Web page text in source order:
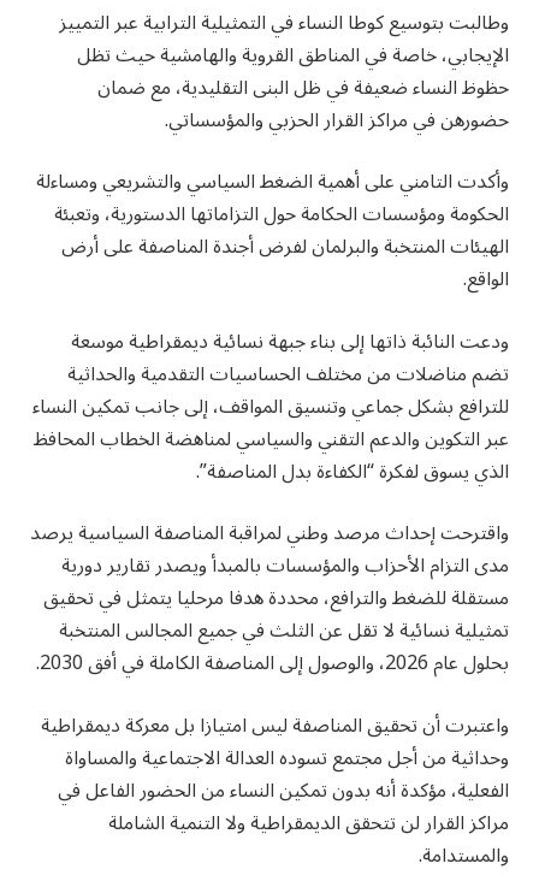
وطالبت بتوسيع كوطا النساء في التمثيلية الترابية عبر التمييز
الإيجابي، خاصة في المناطق القروية والهامشية حيث تظل
حظوظ النساء ضعيفة في ظل البنى التقليدية، مع ضمان
حضورهن في مراكز القرار الحزبي والمؤسساتي.
وأكدت التامني على أهمية الضغط السياسي والتشريعي ومساءلة
الحكومة ومؤسسات الحكامة حول التزاماتها الدستورية، وتعبئة
الهيئات المنتخبة والبرلمان لفرض أجندة المناصفة على أرض
الواقع.
ودعت النائبة ذاتها إلى بناء جبهة نسائية ديمقراطية موسعة
تضم مناضلات من مختلف الحساسيات التقدمية والحداثية
للترافع بشكل جماعي وتنسيق المواقف، إلى جانب تمكين النساء
عبر التكوين والدعم التقني والسياسي لمناهضة الخطاب المحافظ
الذي يسوق لفكرة “الكفاءة بدل المناصفة”.
واقترحت إحداث مرصد وطني لمراقبة المناصفة السياسية يرصد
مدى التزام الأحزاب والمؤسسات بالمبدأ ويصدر تقارير دورية
مستقلة للضغط والترافع، محددة هدفا مرحليا يتمثل في تحقيق
تمثيلية نسائية لا تقل عن الثلث في جميع المجالس المنتخبة
بحلول عام 2026، والوصول إلى المناصفة الكاملة في أفق 2030.
واعتبرت أن تحقيق المناصفة ليس امتيازا بل معركة ديمقراطية
وحداثية من أجل مجتمع تسوده العدالة الاجتماعية والمساواة
الفعلية، مؤكدة أنه بدون تمكين النساء من الحضور الفاعل في
مراكز القرار لن تتحقق الديمقراطية ولا التنمية الشاملة
والمستدامة.